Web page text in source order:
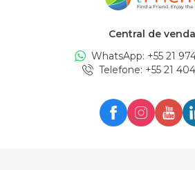
Central de
WhatsApp: +55 21
Telefone: +55 21